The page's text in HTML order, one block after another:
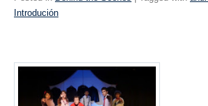
Introdución